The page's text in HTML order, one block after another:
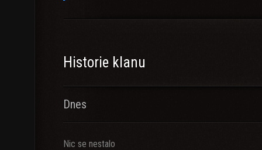
Historie klanu
Dnes
Nic se nestalo